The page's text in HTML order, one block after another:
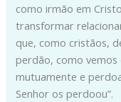
como irmão em
transformar
que, como cristãos,
perdão, como vemos
mutuamente e
Senhor os perdoou”.